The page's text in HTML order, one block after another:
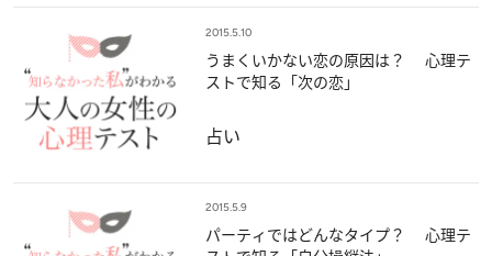
2015.5.10
うまくいかない恋の原因は？ 心理テ
ストで知る「次の恋」
占い
2015.5.9
パーティではどんなタイプ？ 心理テ